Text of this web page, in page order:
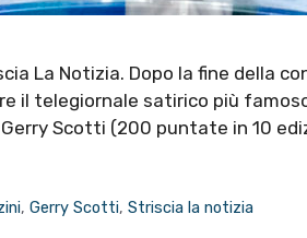
La Notizia. Dopo la fine della
il telegiornale satirico più
Scotti (200 puntate in 10
,Gerry Scotti,Striscia la notizia